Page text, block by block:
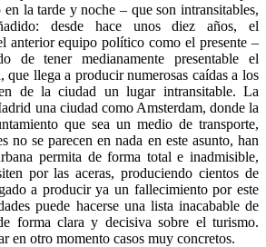
la tarde y noche – que son intransitables,
desde hace unos diez años, el
anterior equipo político como el presente –
de tener medianamente presentable el
que llega a producir numerosas caídas a los
de la ciudad un lugar intransitable. La
una ciudad como Amsterdam, donde la
que sea un medio de transporte,
no se parecen en nada en este asunto, han
permita de forma total e inadmisible,
por las aceras, produciendo cientos de
a producir ya un fallecimiento por este
puede hacerse una lista inacabable de
forma clara y decisiva sobre el turismo.
en otro momento casos muy concretos.